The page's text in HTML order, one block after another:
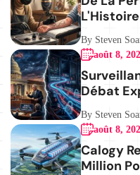
By Steven
août 8,
Débat
By Steven
août 8,
Calogy
Million